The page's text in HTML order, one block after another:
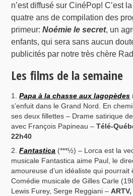
n’est diffusé sur CinéPop! C’est
quatre ans de compilation des
primeur:Noémie le secret, un
enfants, qui sera sans aucun
publicités par notre très chère
Les films de la semaine
Papa à la chasse aux lagopèdes
s’enfuit dans le Grand Nord. En
ses deux fillettes – Drame satirique
avec François Papineau –Télé-
22h40
Fantastica (***½) – Lorca est la
musicale Fantastica aime Paul, le
amoureuse d’un idéaliste qui
Comédie musicale de Gilles Carle
Lewis Furey, Serge Reggiani –